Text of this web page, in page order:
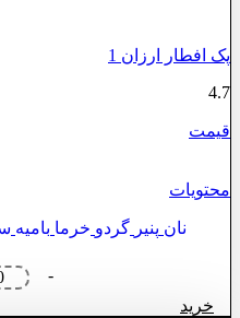
پک افطار ارزان 1
4.7
قیمت
محتویات
نان پنیر گردو خرما بامیه
-
پک
خرید